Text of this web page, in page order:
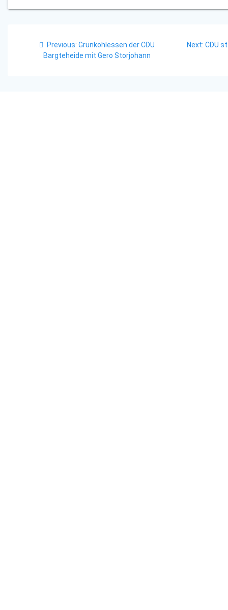
Previous: Previous
post:
Grünkohlessen der CDU
Bargteheide mit Gero Storjohann
Next: Next
CDU